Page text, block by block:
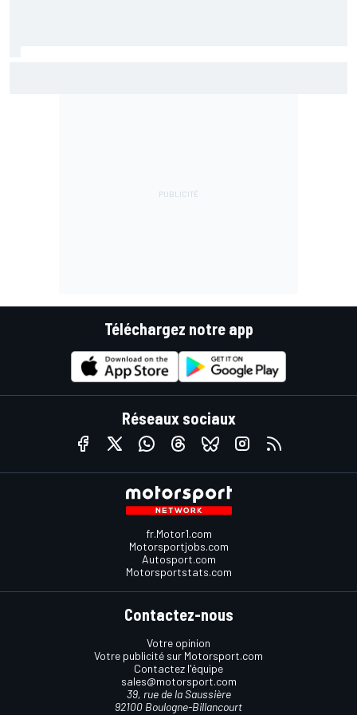
Téléchargez notre app
Réseaux sociaux
fr.Motor1.com
Motorsportjobs.com
Autosport.com
Motorsportstats.com
Contactez-nous
Votre opinion
Votre publicité sur Motorsport.com
Contactez l'équipe
sales@motorsport.com
39, rue de la Saussière
92100 Boulogne-Billancourt